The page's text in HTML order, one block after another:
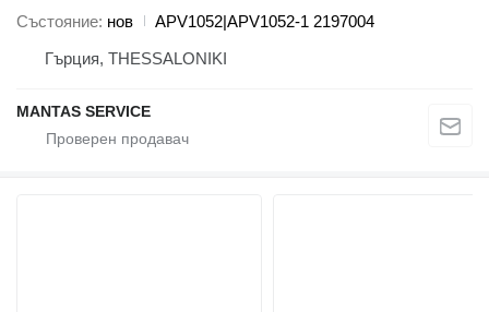
Състояние нов
APV1052|APV1052-1 2197004
Гърция, THESSALONIKI
MANTAS SERVICE